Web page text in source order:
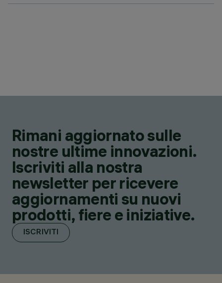
Rimani aggiornato sulle
nostre ultime innovazioni.
Iscriviti alla nostra
newsletter per ricevere
aggiornamenti su nuovi
prodotti, fiere e iniziative.
ISCRIVITI